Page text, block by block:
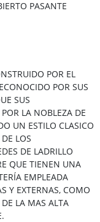
PASANTE
POR EL
POR SUS
SUS
LA NOBLEZA DE
UN ESTILO CLASICO
LOS
DE LADRILLO
QUE TIENEN UNA
EMPLEADA
Y EXTERNAS, COMO
LA MAS ALTA